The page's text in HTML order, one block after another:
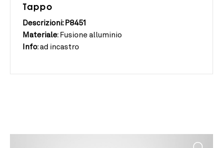
Tappo
Descrizioni: P8451
Materiale: Fusione alluminio
Info: ad incastro